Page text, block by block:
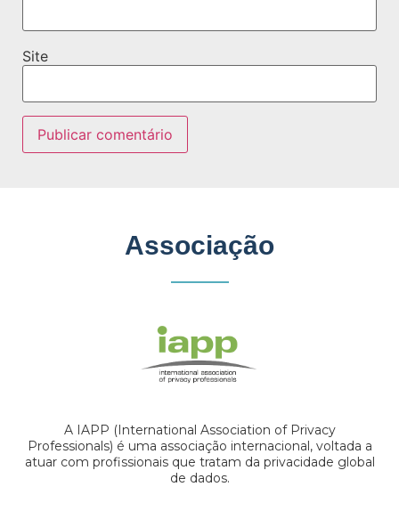
Site
Associação
A IAPP (International Association of Privacy
Professionals) é uma associação internacional, voltada a
atuar com profissionais que tratam da privacidade global
de dados.